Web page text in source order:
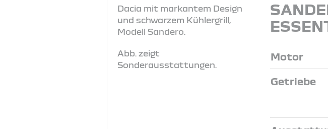
Abb. zeigt
Sonderausstattungen.
Motor
Getriebe